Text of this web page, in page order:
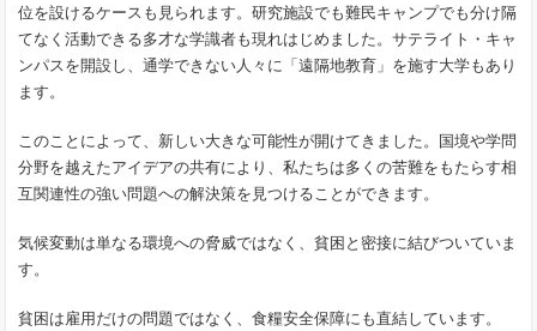
位を設けるケースも見られます。研究施設でも難民キャンプでも分け隔
てなく活動できる多才な学識者も現れはじめました。サテライト・キャ
ンパスを開設し、通学できない人々に「遠隔地教育」を施す大学もあり
ます。
このことによって、新しい大きな可能性が開けてきました。国境や学問
分野を越えたアイデアの共有により、私たちは多くの苦難をもたらす相
互関連性の強い問題への解決策を見つけることができます。
気候変動は単なる環境への脅威ではなく、貧困と密接に結びついていま
す。
貧困は雇用だけの問題ではなく、食糧安全保障にも直結しています。